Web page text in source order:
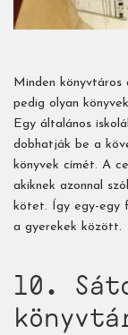
Minden könyvtáros
pedig olyan
Egy általános
dobhatják be a
könyvek címét. A
akiknek azonnal
kötet. Így egy-egy
a gyerekek között.
10.